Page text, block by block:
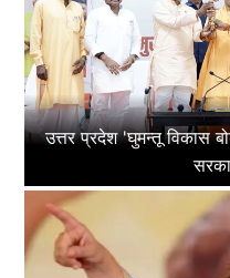
उत्तर प्रदेश 'घुमन्तू विकास